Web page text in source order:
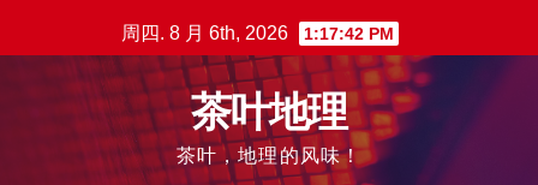
至
周四. 8 月 6th, 2026 1:17:44 PM
茶叶地理
茶叶，地理的风味！